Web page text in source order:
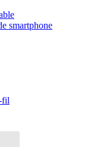
smartphone
fil